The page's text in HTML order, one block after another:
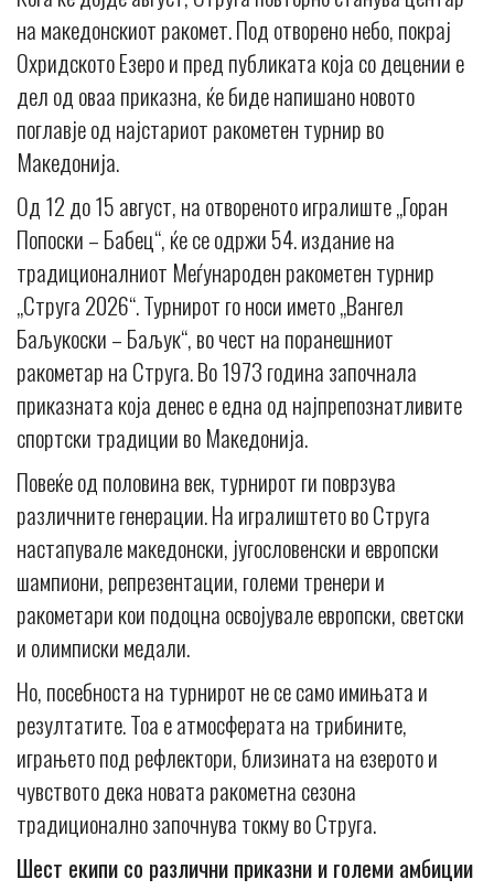
на македонскиот ракомет. Под отворено небо, покрај
Охридското Езеро и пред публиката која со децении е
дел од оваа приказна, ќе биде напишано новото
поглавје од најстариот ракометен турнир во
Македонија.
Од 12 до 15 август, на отвореното игралиште „Горан
Попоски – Бабец“, ќе се одржи 54. издание на
традиционалниот Меѓународен ракометен турнир
„Струга 2026“. Турнирот го носи името „Вангел
Баљукоски – Баљук“, во чест на поранешниот
ракометар на Струга. Во 1973 година започнала
приказната која денес е една од најпрепознатливите
спортски традиции во Македонија.
Повеќе од половина век, турнирот ги поврзува
различните генерации. На игралиштето во Струга
настапувале македонски, југословенски и европски
шампиони, репрезентации, големи тренери и
ракометари кои подоцна освојувале европски, светски
и олимписки медали.
Но, посебноста на турнирот не се само имињата и
резултатите. Тоа е атмосферата на трибините,
играњето под рефлектори, близината на езерото и
чувството дека новата ракометна сезона
традиционално започнува токму во Струга.
Шест екипи со различни приказни и големи амбиции